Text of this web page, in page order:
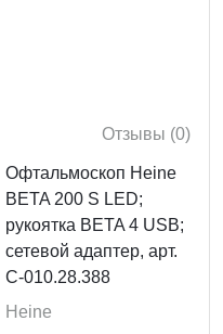
Отзывы (0)
Офтальмоскоп Heine
BETA 200 S LED;
рукоятка BETA 4 USB;
сетевой адаптер, арт.
C-010.28.388
Heine